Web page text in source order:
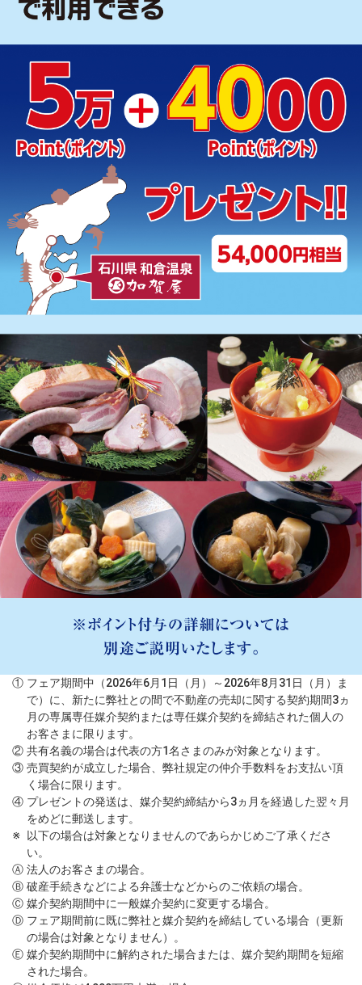
① フェア期間中（2026年6月1日（月）～2026年8月31日（月）ま
で）に、新たに弊社との間で不動産の売却に関する契約期間3ヵ
月の専属専任媒介契約または専任媒介契約を締結された個人の
お客さまに限ります。
② 共有名義の場合は代表の方1名さまのみが対象となります。
③ 売買契約が成立した場合、弊社規定の仲介手数料をお支払い頂
く場合に限ります。
④ プレゼントの発送は、媒介契約締結から3ヵ月を経過した翌々月
をめどに郵送します。
※
以下の場合は対象となりませんのであらかじめご了承くださ
い。
Ⓐ 法人のお客さまの場合。
Ⓑ 破産手続きなどによる弁護士などからのご依頼の場合。
Ⓒ 媒介契約期間中に一般媒介契約に変更する場合。
Ⓓ フェア期間前に既に弊社と媒介契約を締結している場合（更新
の場合は対象となりません）。
Ⓔ 媒介契約期間中に解約された場合または、媒介契約期間を短縮
された場合。